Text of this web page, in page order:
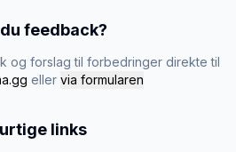
feedback?
og forslag til forbedringer direkte til
eller via formularen
links